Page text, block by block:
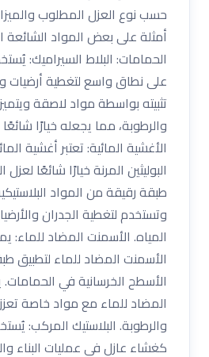
حسب نوع العزل المطلوب
أمثلة على بعض المواد
الحمامات: البلاط السيراميك:
على نطاق واسع لتغطية أرضيات
تثبيته بواسطة مواد لاصقة
والرطوبة، مما يجعله خيارًا
الأغشية المائية: تعتبر أغشية
البوليثين المرنة خيارًا شائعًا
طبقة رقيقة من المواد
وتستخدم لتغطية الجدران
المياه. الأسمنت المضاد للماء:
الأسمنت المضاد للماء لتطبيق
الأسطح الخرسانية في
المضاد للماء مع مواد خاصة
والرطوبة. البلاستيك المركب:
كغشاء عازل في عمليات البناء